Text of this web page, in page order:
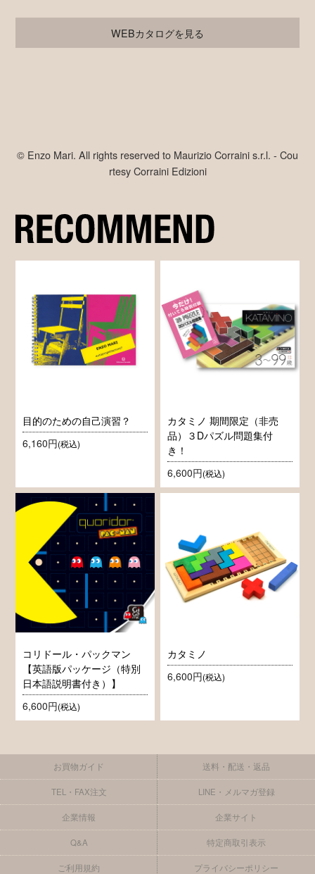
WEBカタログを見る
© Enzo Mari. All rights reserved to Maurizio Corraini s.r.l. - Cou
rtesy Corraini Edizioni
目的のための自己演習？
6,160円(税込)
カタミノ 期間限定（非売
品）３Dパズル問題集付
き！
6,600円(税込)
コリドール・パックマン
【英語版パッケージ（特別
日本語説明書付き）】
6,600円(税込)
カタミノ
6,600円(税込)
お買物ガイド 送料・配送・返品
TEL・FAX注文 LINE・メルマガ登録
企業情報 企業サイト
Q&A 特定商取引表示
ご利用規約 プライバシーポリシー